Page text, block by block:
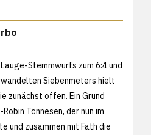
Stemmwurfs zum 6:4 und
Siebenmeters hielt
zunächst offen. Ein Grund
Tönnesen, der nun im
und zusammen mit Fäth die